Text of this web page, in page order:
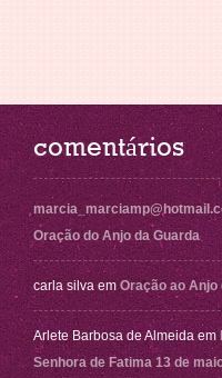
comentários
Oração do Anjo da Guarda
carla silva em Oração ao Anjo
Arlete Barbosa de Almeida em
Senhora de Fatima 13 de